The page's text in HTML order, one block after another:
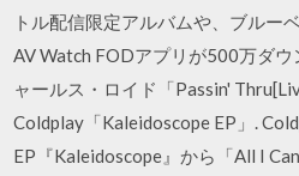
トル配信限定アルバムや、ブルー
AV Watch FODアプリが500万ダ
ャールス・ロイド「Passin'
Coldplay「Kaleidoscope EP」.
EP『Kaleidoscope』から「All I